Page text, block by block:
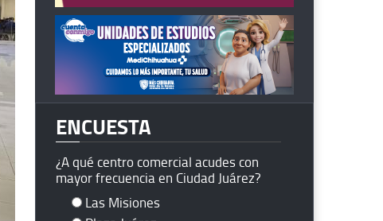
ENCUESTA
¿A qué centro comercial acudes con
mayor frecuencia en Ciudad Juárez?
Las Misiones